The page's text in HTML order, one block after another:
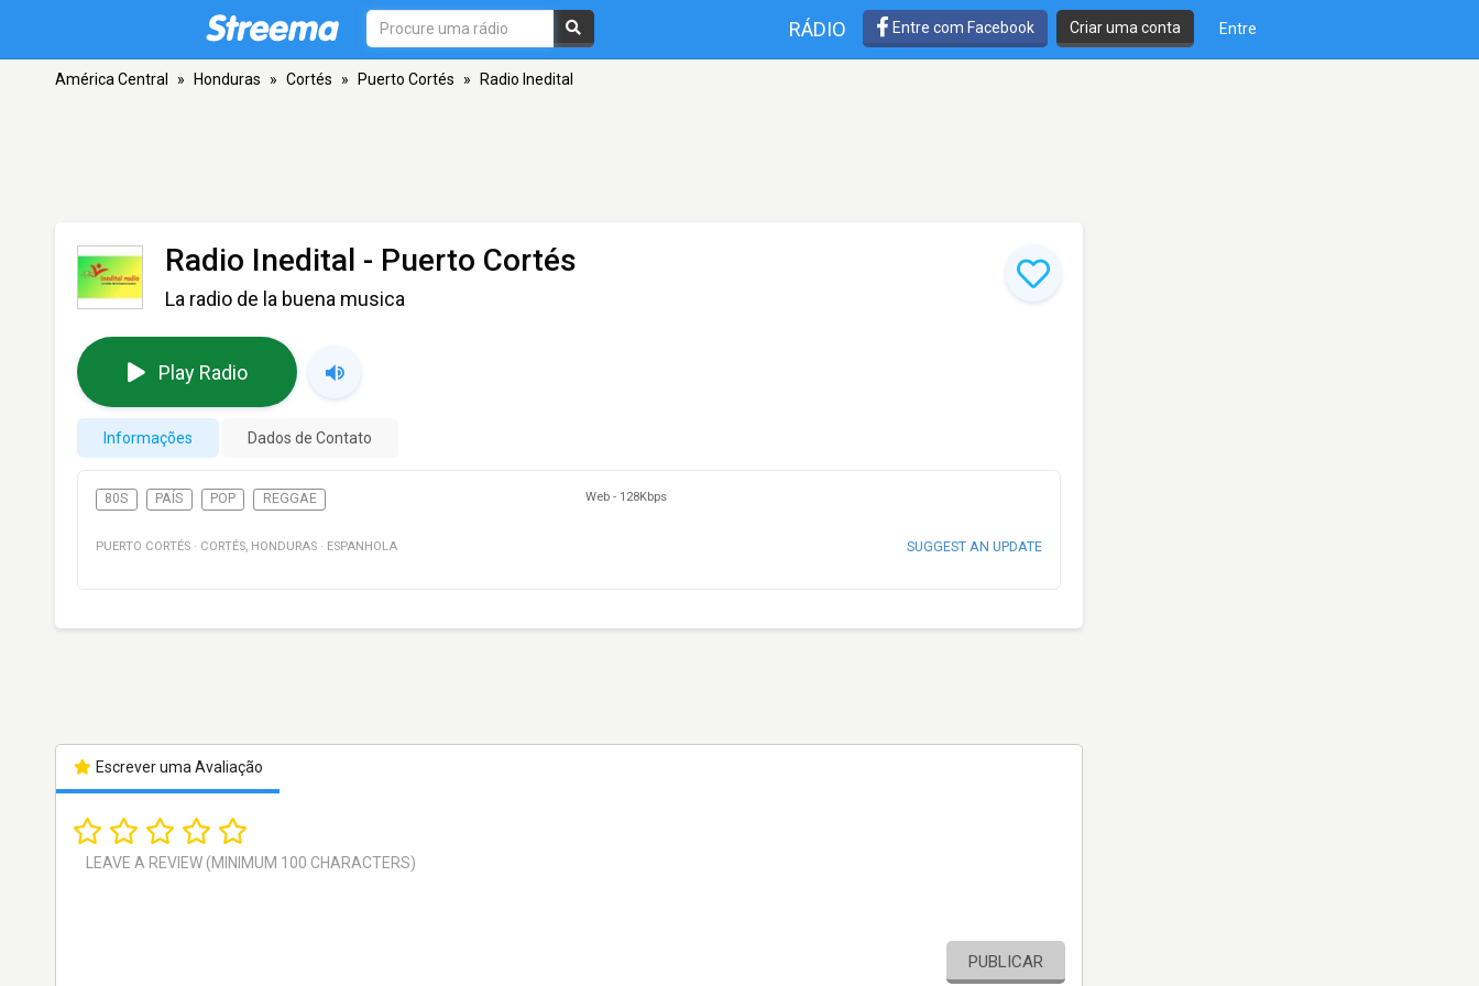
RÁDIO Entre com Facebook Criar uma conta Entre
América Central » Honduras » Cortés » Puerto Cortés » Radio Inedital
Radio Inedital - Puerto Cortés
La radio de la buena musica
Play Radio
Informações Dados de Contato
80S PAÍS POP REGGAE Web - 128Kbps
PUERTO CORTÉS · CORTÉS, HONDURAS · ESPANHOLA SUGGEST AN UPDATE
Escrever uma Avaliação
PUBLICAR